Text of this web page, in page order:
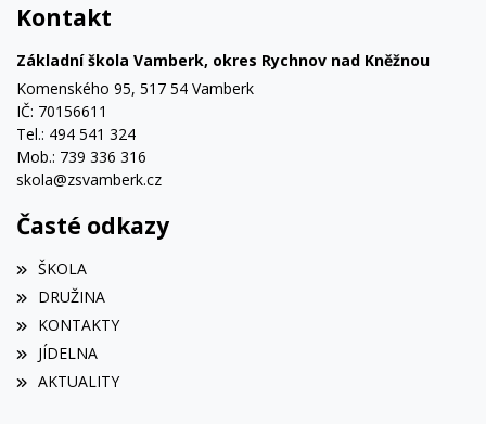
Kontakt
Základní škola Vamberk, okres Rychnov nad Kněžnou
Komenského 95, 517 54 Vamberk
IČ: 70156611
Tel.: 494 541 324
Mob.: 739 336 316
skola@zsvamberk.cz
Časté odkazy
ŠKOLA
DRUŽINA
KONTAKTY
JÍDELNA
AKTUALITY